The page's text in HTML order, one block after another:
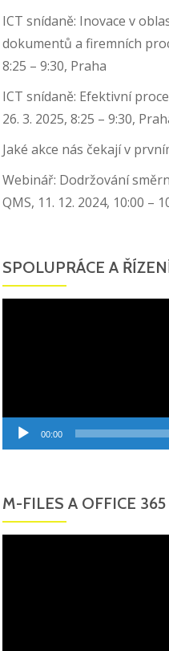
ICT snídaně: Inovace v
dokumentů a firemních
8:25 – 9:30, Praha
ICT snídaně: Efektivní
26. 3. 2025, 8:25 – 9:30,
Jaké akce nás čekají v
Webinář: Dodržování
QMS, 11. 12. 2024, 10:00 –
SPOLUPRÁCE A
00:00
M-FILES A OFFICE 365